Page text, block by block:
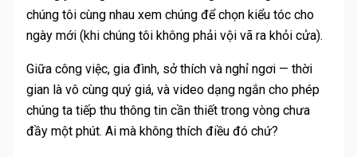
chúng tôi cùng nhau xem chúng để chọn kiểu tóc cho
ngày mới (khi chúng tôi không phải vội vã ra khỏi cửa).
Giữa công việc, gia đình, sở thích và nghỉ ngơi — thời
gian là vô cùng quý giá, và video dạng ngắn cho phép
chúng ta tiếp thu thông tin cần thiết trong vòng chưa
đầy một phút. Ai mà không thích điều đó chứ?